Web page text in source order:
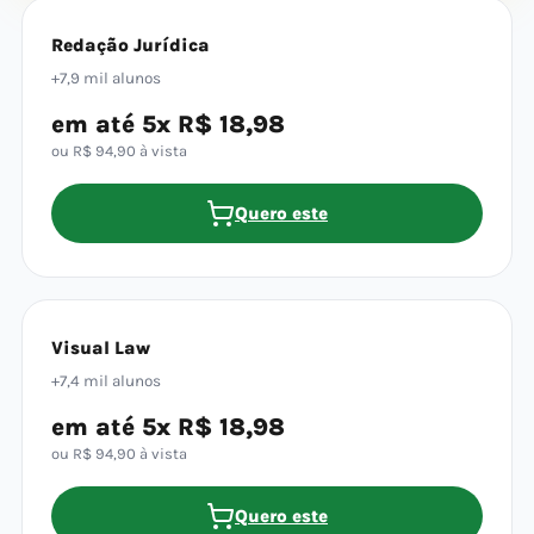
Redação Jurídica
+7,9 mil alunos
em até 5x R$ 18,98
ou R$ 94,90 à vista
Quero este
Visual Law
+7,4 mil alunos
em até 5x R$ 18,98
ou R$ 94,90 à vista
Quero este